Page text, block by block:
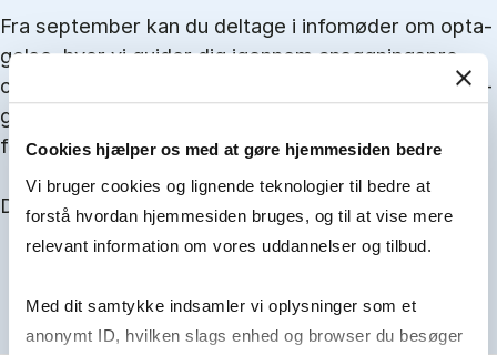
Cookies hjælper os med at gøre hjemmesiden bedre
Vi bruger cookies og lignende teknologier til bedre at
forstå hvordan hjemmesiden bruges, og til at vise mere
relevant information om vores uddannelser og tilbud.
Med dit samtykke indsamler vi oplysninger som et
anonymt ID, hvilken slags enhed og browser du besøger
Fra september kan du del­tage i in­fo­mø­der om op­ta­
gel­se, hvor vi gu­i­der dig igen­nem an­søg­nings­pro­
ces­sen, og for­tæl­ler om kvo­te 1 og 2, sprog- og ad­
gangs­krav, og hvordan du forbedrer dine chancer
for at blive optaget.
Du kan finde alle events her i slutningen af august.